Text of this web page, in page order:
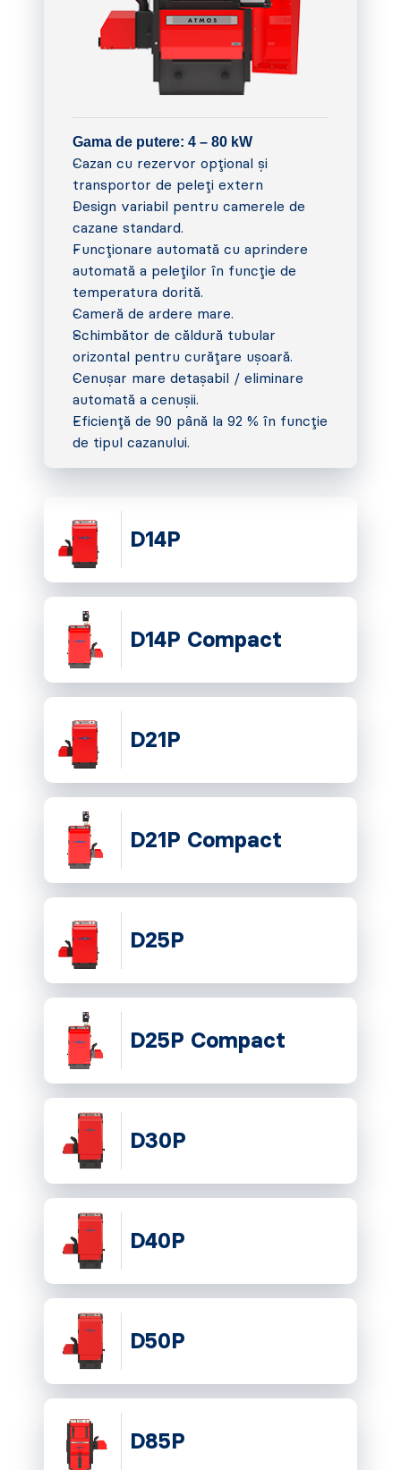
Gama de putere: 4 – 80 kW
Cazan cu rezervor opțional și
transportor de peleți extern
Design variabil pentru camerele de
cazane standard.
Funcționare automată cu aprindere
automată a peleților în funcție de
temperatura dorită.
Cameră de ardere mare.
Schimbător de căldură tubular
orizontal pentru curățare ușoară.
Cenușar mare detașabil / eliminare
automată a cenușii.
Eficiență de 90 până la 92 % în funcție
de tipul cazanului.
D14P
D14P Compact
D21P
D21P Compact
D25P
D25P Compact
D30P
D40P
D50P
D85P